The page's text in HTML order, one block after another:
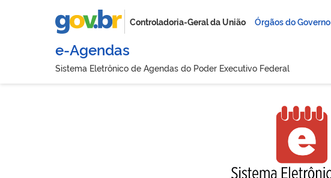
Controladoria-Geral da União Órgãos do Governo
e-Agendas
Sistema Eletrônico de Agendas do Poder Executivo Federal